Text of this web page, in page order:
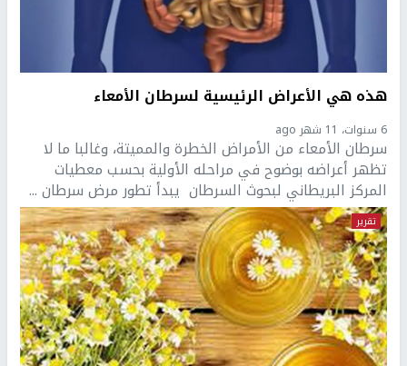
هذه هي الأعراض الرئيسية لسرطان الأمعاء
6 سنوات، 11 شهر ago
سرطان الأمعاء من الأمراض الخطرة والمميتة، وغالبا ما لا
تظهر أعراضه بوضوح في مراحله الأولية بحسب معطيات
المركز البريطاني لبحوث السرطان يبدأ تطور مرض سرطان ...
تقرير